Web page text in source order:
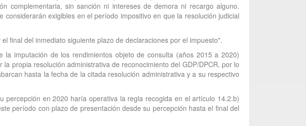
complementaria, sin sanción ni intereses de demora ni recargo alguno.
exigibles en el período impositivo en que la resolución judicial
final del inmediato siguiente plazo de declaraciones por el impuesto".
imputación de los rendimientos objeto de consulta (años 2015 a 2020)
propia resolución administrativa de reconocimiento del GDP/DPCR, por lo
hasta la fecha de la citada resolución administrativa y a su respectivo
en 2020 haría operativa la regla recogida en el artículo 14.2.b)
período con plazo de presentación desde su percepción hasta el final del